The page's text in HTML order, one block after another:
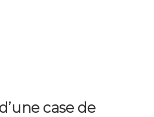
case de